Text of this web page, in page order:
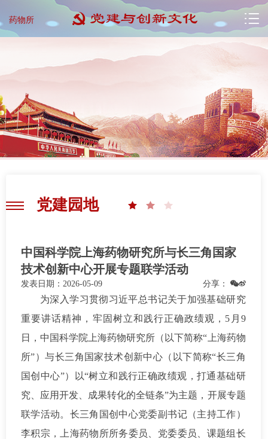
药物所
党建园地
中国科学院上海药物研究所与长三角国家
技术创新中心开展专题联学活动
发表日期： 2026-05-09 分享：
为深入学习贯彻习近平总书记关于加强基础研究
重要讲话精神，牢固树立和践行正确政绩观，5月9
日，中国科学院上海药物研究所（以下简称“上海药物
所”）与长三角国家技术创新中心（以下简称“长三角
国创中心”）以“树立和践行正确政绩观，打通基础研
究、应用开发、成果转化的全链条”为主题，开展专题
联学活动。长三角国创中心党委副书记（主持工作）
李积宗，上海药物所所务委员、党委委员、课题组长